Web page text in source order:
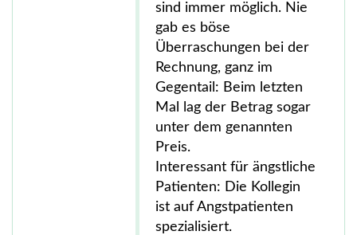
sind immer möglich. Nie
gab es böse
Überraschungen bei der
Rechnung, ganz im
Gegentail: Beim letzten
Mal lag der Betrag sogar
unter dem genannten
Preis.
Interessant für ängstliche
Patienten: Die Kollegin
ist auf Angstpatienten
spezialisiert.